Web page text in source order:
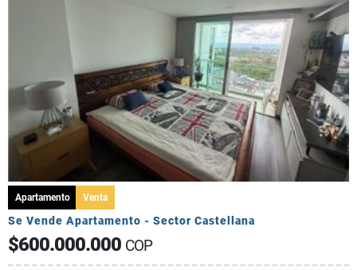
Apartamento Venta
Se Vende Apartamento - Sector Castellana
$600.000.000 COP